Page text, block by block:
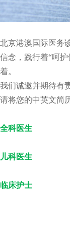
北京港澳国际医务
信念，践行着“呵
着。
我们诚邀并期待有
请将您的中英文简
全科医生
儿科医生
临床护士